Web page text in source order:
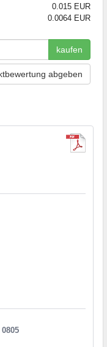
0.015 EUR
0.0064 EUR
kaufen
abgeben